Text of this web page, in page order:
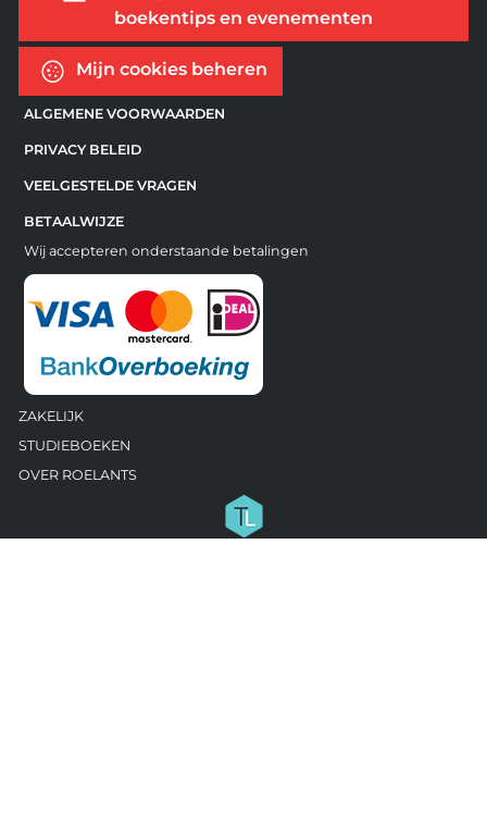
boekentips en evenementen
Mijn cookies beheren
ALGEMENE VOORWAARDEN
PRIVACY BELEID
VEELGESTELDE VRAGEN
BETAALWIJZE
Wij accepteren onderstaande betalingen
ZAKELIJK
STUDIEBOEKEN
OVER ROELANTS